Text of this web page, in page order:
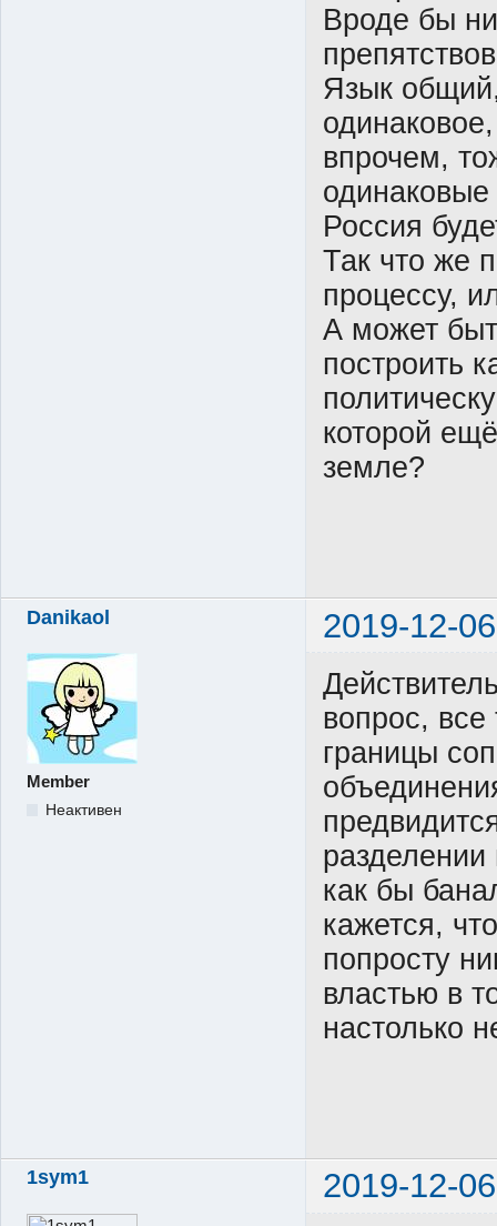
Вроде бы
Язык
впрочем,
Россия
Так что же
процессу,
А может
построить
которой
земле?
Danikaol 2019-12-
Member
Неактивен
вопрос,
границы
как бы
кажется,
попросту
властью в
настолько
1sym1 2019-12-